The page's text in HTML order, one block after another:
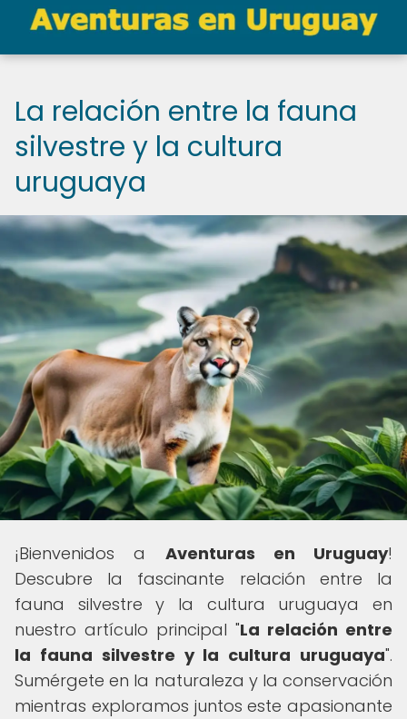
La relación entre la fauna
silvestre y la cultura
uruguaya
¡Bienvenidos a Aventuras en Uruguay!
Descubre la fascinante relación entre la
fauna silvestre y la cultura uruguaya en
nuestro artículo principal "La relación entre
la fauna silvestre y la cultura uruguaya".
Sumérgete en la naturaleza y la conservación
mientras exploramos juntos este apasionante